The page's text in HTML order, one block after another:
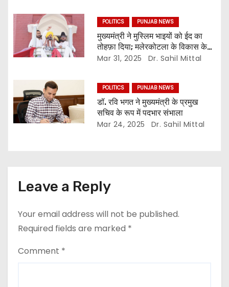
POLITICS PUNJAB NEWS
मुख्यमंत्री ने मुस्लिम भाइयों को ईद का
तोहफ़ा दिया; मलेरकोटला के विकास के
लिए 200 करोड़ रुपये की विकास
Mar 31, 2025 Dr. Sahil Mittal
POLITICS PUNJAB NEWS
डॉ. रवि भगत ने मुख्यमंत्री के प्रमुख
सचिव के रूप में पदभार संभाला
Mar 24, 2025 Dr. Sahil Mittal
Leave a Reply
Your email address will not be published.
Required fields are marked *
Comment *